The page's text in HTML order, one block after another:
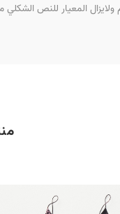
ولايزال المعيار للنص